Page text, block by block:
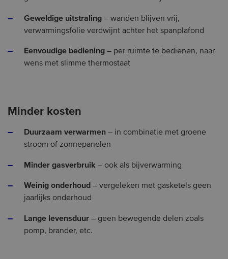
Geweldige uitstraling – wanden blijven vrij,
verwarmingsfolie verdwijnt achter het spanplafond
Eenvoudige bediening – per ruimte te bedienen, naar
wens met slimme thermostaat
Minder kosten
Duurzaam verwarmen – in combinatie met groene
stroom of zonnepanelen
Minder gasverbruik – ook als bijverwarming
Weinig onderhoud – vergeleken met gasketels geen
jaarlijks onderhoud
Lange levensduur – geen bewegende delen zoals
pomp, brander, etc.